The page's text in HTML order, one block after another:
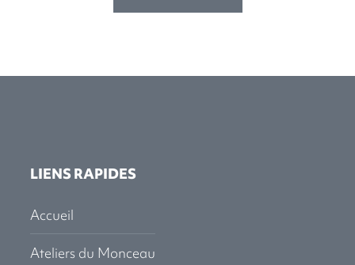
LIENS RAPIDES
Accueil
Ateliers du Monceau